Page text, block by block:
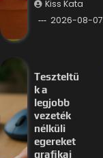
Kiss Kata
2026-08-07
Teszteltü
k a
legjobb
vezeték
nélküli
egereket
grafikai